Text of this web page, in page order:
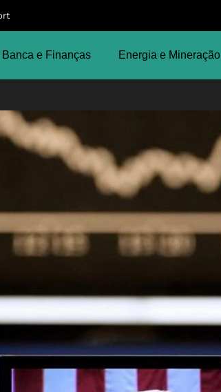
Banca e Finanças Energia e Mineração